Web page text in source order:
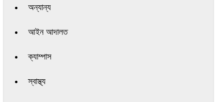
অন্যান্য
আইন আদালত
ক্যাম্পাস
স্বাস্থ্য